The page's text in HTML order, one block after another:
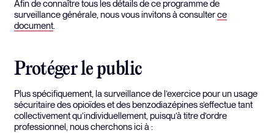
Afin de connaître tous les détails de ce programme de
surveillance générale, nous vous invitons à consulterce
document.
Protéger le public
Plus spécifiquement, la surveillance de l’exercice pour un usage
sécuritaire des opioïdes et des benzodiazépines s’effectue tant
collectivement qu’individuellement, puisqu’à titre d’ordre
professionnel, nous cherchons ici à :